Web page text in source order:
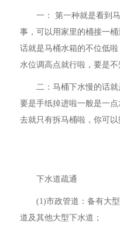
一： 第一种就是看到
事，可以用家里的桶接一
话就是马桶水箱的不位低
水位调高点就行啦，要是不
二：马桶下水慢的话
要是手纸掉进啦一般是一
去就只有拆马桶啦，你可以
下水道疏通
(1)市政管道：备有大
道及其他大型下水道；